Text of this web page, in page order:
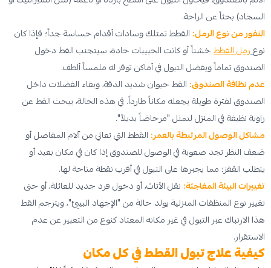
السجاد) بحثاً عن الراحة.
النفور من نوع الرمل: القطط تمتلك وسادات أقدام حساسة جداً؛ فإذا كان
نوعرمل القططخشناً أو كانت الحبيبات حادة، سيتجنب القط دخول
الصندوق تماماً ويفضل التبول في أماكن توفر له ملمساً ألطف.
عدم نظافة الصندوق: القط حيوان شديد الدقة، وبقاء الفضلات داخل
الصندوق لفترة طويلة يجعله مكاناً طارداً. في هذه الحالة، يبحث القط عن
زاوية نظيفة في المنزل لتمثل "مرحاضاً بديلاً".
مشاكل الوصول المرتبطة بالعمر: القطط التي تعاني من آلام المفاصل أو
ضعف النظر تجد صعوبة في الوصول للصندوق إذا كان في مكان بعيد أو
يتطلب القفز؛ مما يجبرها على التبول في أقرب نقطة متاحة لها.
تغييرات البيئة المفاجئة: نقل الأثاث، أو دخول فرد جديد للعائلة، أو حتى
تغيير نوع المنظفات المنزلية يولد حالة من "الإجهاد البيئي"، ويترجم القط
هذا الارتباك عبر التبول في غير مكانه المعتاد كنوع من التعبير عن عدم
الاستقرار.
كيفية علاج تبول القطط في كل مكان